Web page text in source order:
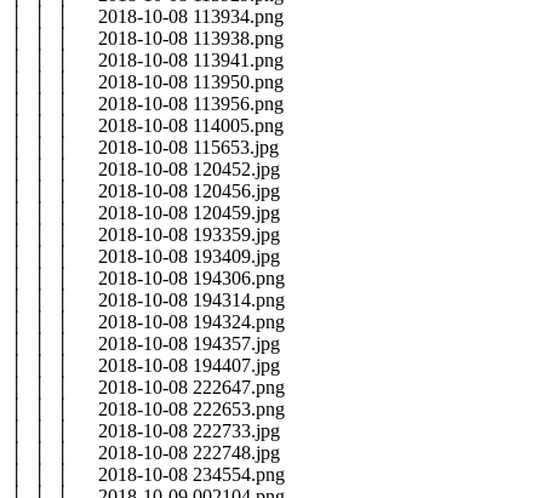
│ │ │ 2018-10-08 113934.png
│ │ │ 2018-10-08 113938.png
│ │ │ 2018-10-08 113941.png
│ │ │ 2018-10-08 113950.png
│ │ │ 2018-10-08 113956.png
│ │ │ 2018-10-08 114005.png
│ │ │ 2018-10-08 115653.jpg
│ │ │ 2018-10-08 120452.jpg
│ │ │ 2018-10-08 120456.jpg
│ │ │ 2018-10-08 120459.jpg
│ │ │ 2018-10-08 193359.jpg
│ │ │ 2018-10-08 193409.jpg
│ │ │ 2018-10-08 194306.png
│ │ │ 2018-10-08 194314.png
│ │ │ 2018-10-08 194324.png
│ │ │ 2018-10-08 194357.jpg
│ │ │ 2018-10-08 194407.jpg
│ │ │ 2018-10-08 222647.png
│ │ │ 2018-10-08 222653.png
│ │ │ 2018-10-08 222733.jpg
│ │ │ 2018-10-08 222748.jpg
│ │ │ 2018-10-08 234554.png